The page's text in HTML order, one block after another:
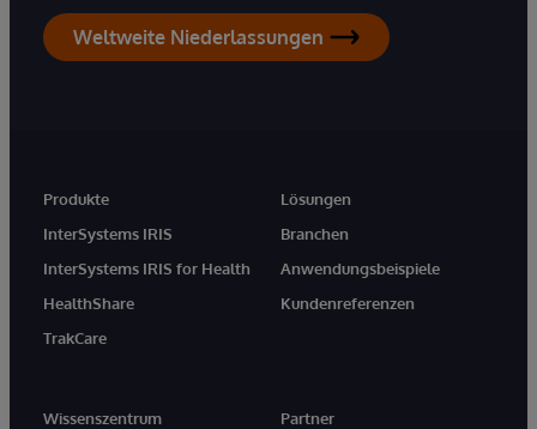
Weltweite Niederlassungen
Produkte
InterSystems IRIS
InterSystems IRIS for Health
HealthShare
TrakCare
Lösungen
Branchen
Anwendungsbeispiele
Kundenreferenzen
Wissenszentrum
Partner